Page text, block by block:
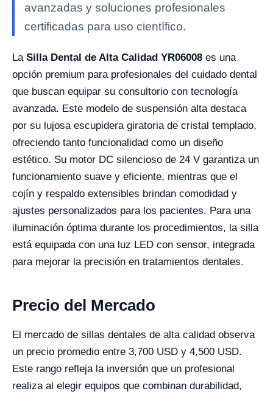
avanzadas y soluciones profesionales
certificadas para uso científico.
La Silla Dental de Alta Calidad YR06008 es una
opción premium para profesionales del cuidado dental
que buscan equipar su consultorio con tecnología
avanzada. Este modelo de suspensión alta destaca
por su lujosa escupidera giratoria de cristal templado,
ofreciendo tanto funcionalidad como un diseño
estético. Su motor DC silencioso de 24 V garantiza un
funcionamiento suave y eficiente, mientras que el
cojín y respaldo extensibles brindan comodidad y
ajustes personalizados para los pacientes. Para una
iluminación óptima durante los procedimientos, la silla
está equipada con una luz LED con sensor, integrada
para mejorar la precisión en tratamientos dentales.
Precio del Mercado
El mercado de sillas dentales de alta calidad observa
un precio promedio entre 3,700 USD y 4,500 USD.
Este rango refleja la inversión que un profesional
realiza al elegir equipos que combinan durabilidad,